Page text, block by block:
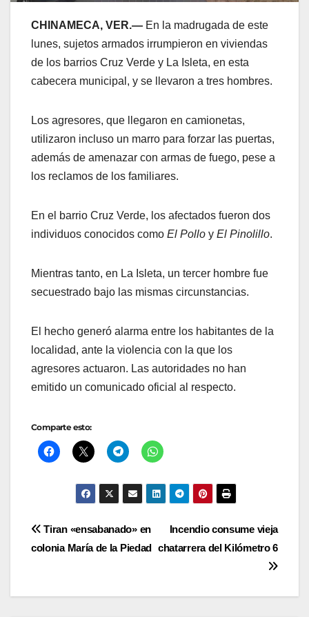
CHINAMECA, VER.— En la madrugada de este
lunes, sujetos armados irrumpieron en viviendas
de los barrios Cruz Verde y La Isleta, en esta
cabecera municipal, y se llevaron a tres hombres.
Los agresores, que llegaron en camionetas,
utilizaron incluso un marro para forzar las puertas,
además de amenazar con armas de fuego, pese a
los reclamos de los familiares.
En el barrio Cruz Verde, los afectados fueron dos
individuos conocidos como El Pollo y El Pinolillo.
Mientras tanto, en La Isleta, un tercer hombre fue
secuestrado bajo las mismas circunstancias.
El hecho generó alarma entre los habitantes de la
localidad, ante la violencia con la que los
agresores actuaron. Las autoridades no han
emitido un comunicado oficial al respecto.
Comparte esto:
Navegación
entradas
Incendio consume vieja
chatarrera del Kilómetro 6
Tiran «ensabanado» en
colonia María de la Piedad